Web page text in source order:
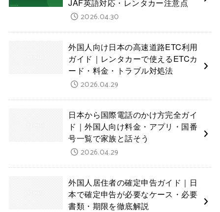
JAF英語対応・レンタカー注意点
2026.04.30
外国人向け日本の高速道路ETC利用
ガイド｜レンタカーで使えるETCカ
ード・料金・トラブル対処法
2026.04.29
日本から国際電話のかけ方完全ガイ
ド｜外国人向け料金・アプリ・国番
号一覧で家族と話そう
2026.04.29
外国人居住者の確定申告ガイド｜日
本で確定申告が必要なケース・必要
書類・期限を徹底解説